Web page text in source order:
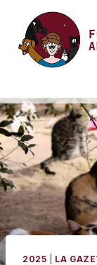
contenu
2025 LA